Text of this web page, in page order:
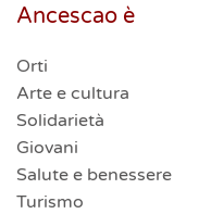
Ancescao è
Orti
Arte e cultura
Solidarietà
Giovani
Salute e benessere
Turismo